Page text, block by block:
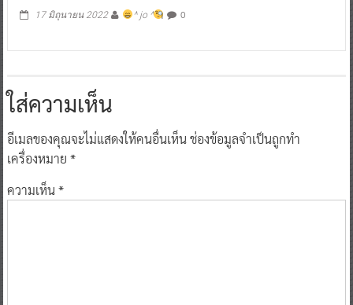
17 มิถุนายน 2022 ^ jo ^ 0
ใส่ความเห็น
อีเมลของคุณจะไม่แสดงให้คนอื่นเห็นช่องข้อมูลจำเป็นถูกทำ
เครื่องหมาย *
ความเห็น*